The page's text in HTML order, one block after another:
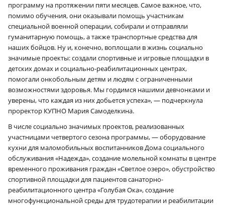
программу на протяжении пяти месяцев. Самое важное, что,
помимо обучения, они оказывали помощь участникам
специальной военной операции, собирали и отправляли
гуманитарную помощь, а также транспортные средства для
наших бойцов. Ну и, конечно, воплощали в жизнь социально
значимые проекты: создали спортивные и игровые площадки в
детских домах и социально-реабилитационных центрах,
помогали онкобольным детям и людям с ограниченными
возможностями здоровья. Мы гордимся нашими девчонками и
уверены, что каждая из них добьется успеха», — подчеркнула
проректор КУПНО Мария Самоделкина.
В числе социально значимых проектов, реализованных
участницами четвертого сезона программы, — оборудование
кухни для маломобильных воспитанников Дома социального
обслуживания «Надежда», создание молельной комнаты в центре
временного проживания граждан «Светлое озеро», обустройство
спортивной площадки для пациентов санаторно-
реабилитационного центра «Голубая Ока», создание
многофункциональной среды для трудотерапии и реабилитации